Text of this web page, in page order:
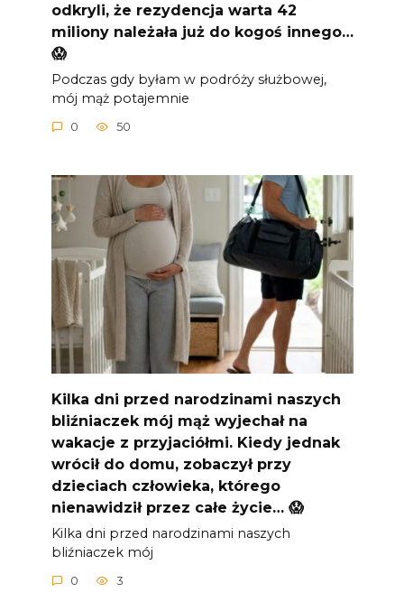
odkryli, że rezydencja warta 42
miliony należała już do kogoś innego…
😱
Podczas gdy byłam w podróży służbowej,
mój mąż potajemnie
0 50
Kilka dni przed narodzinami naszych
bliźniaczek mój mąż wyjechał na
wakacje z przyjaciółmi. Kiedy jednak
wrócił do domu, zobaczył przy
dzieciach człowieka, którego
nienawidził przez całe życie… 😱
Kilka dni przed narodzinami naszych
bliźniaczek mój
0 3